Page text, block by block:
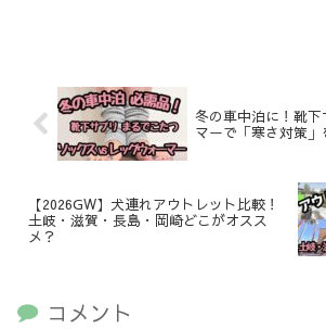
冬の車中泊に！靴
マーで「寒さ対策
【2026GW】犬連れアウトレット比較！
土岐・滋賀・長島・岡崎どこがオスス
メ？
コメント